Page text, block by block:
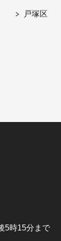
戸塚区
5時15分まで